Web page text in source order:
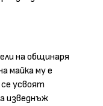
на общинаря
майка му е
усвоят
изведнъж